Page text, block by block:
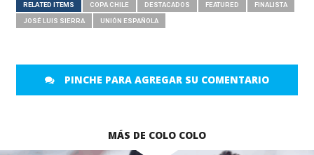
RELATED ITEMS COPA CHILE DESTACADOS FEATURED FINALISTA
JOSÉ LUIS SIERRA UNIÓN ESPAÑOLA
PINCHE PARA AGREGAR SU COMENTARIO
MÁS DE COLO COLO